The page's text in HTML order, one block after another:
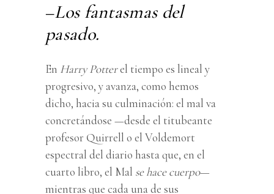
–Los fantasmas del
pasado.
En Harry Potterel tiempo es lineal y
progresivo, y avanza, como hemos
dicho, hacia su culminación: el mal va
concretándose —desde el titubeante
profesor Quirrell o el Voldemort
espectral del diario hasta que, en el
cuarto libro, el Mal se hace cuerpo—
mientras que cada una de sus